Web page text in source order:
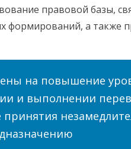
правовой базы,
формирований, а также
на повышение
и выполнении
принятия